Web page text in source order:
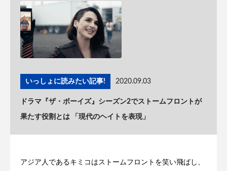
いっしょに読みたい記事! 2020.09.03
ドラマ『ザ・ボーイズ』シーズン2でストームフロントが
果たす役割とは 「現代のヘイトを表現」
アジア人であるキミコはストームフロントを笑い飛ばし、